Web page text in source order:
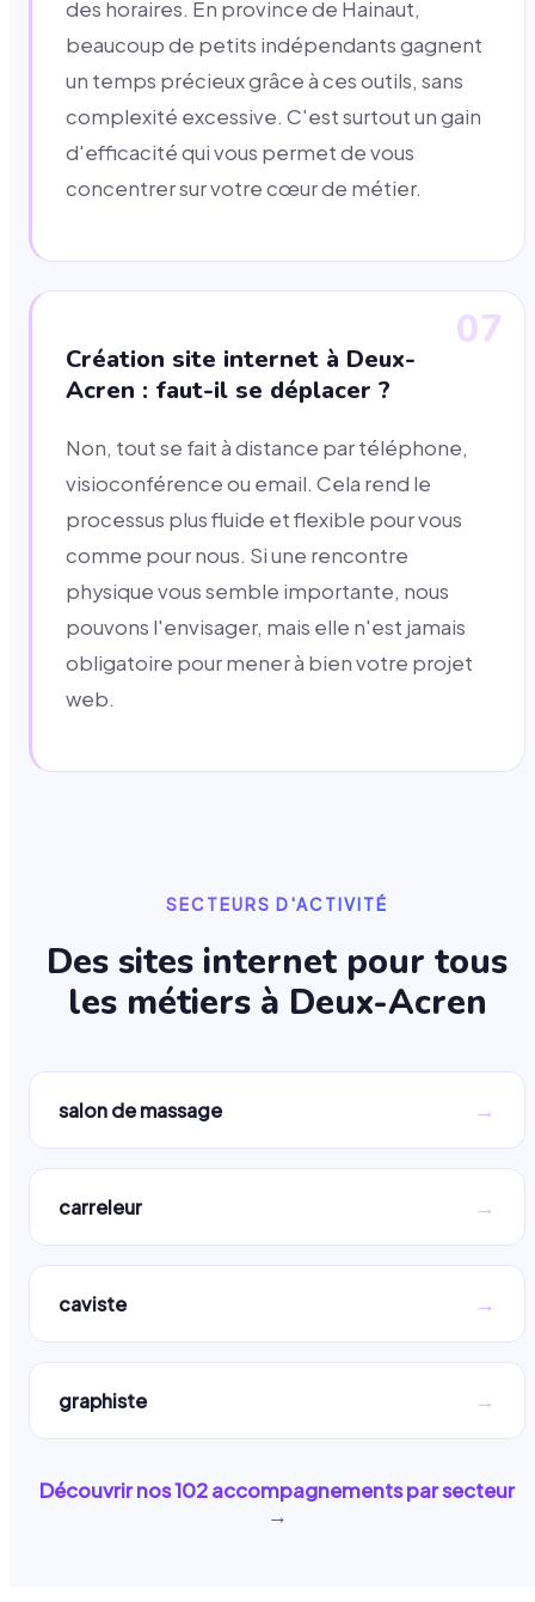
des horaires. En province de Hainaut,
beaucoup de petits indépendants gagnent
un temps précieux grâce à ces outils, sans
complexité excessive. C'est surtout un gain
d'efficacité qui vous permet de vous
concentrer sur votre cœur de métier.
07
Création site internet à Deux-
Acren : faut-il se déplacer ?
Non, tout se fait à distance par téléphone,
visioconférence ou email. Cela rend le
processus plus fluide et flexible pour vous
comme pour nous. Si une rencontre
physique vous semble importante, nous
pouvons l'envisager, mais elle n'est jamais
obligatoire pour mener à bien votre projet
web.
SECTEURS D'ACTIVITÉ
Des sites internet pour tous
les métiers à Deux-Acren
salon de massage →
carreleur →
caviste →
graphiste →
Découvrir nos102accompagnements par secteur
→